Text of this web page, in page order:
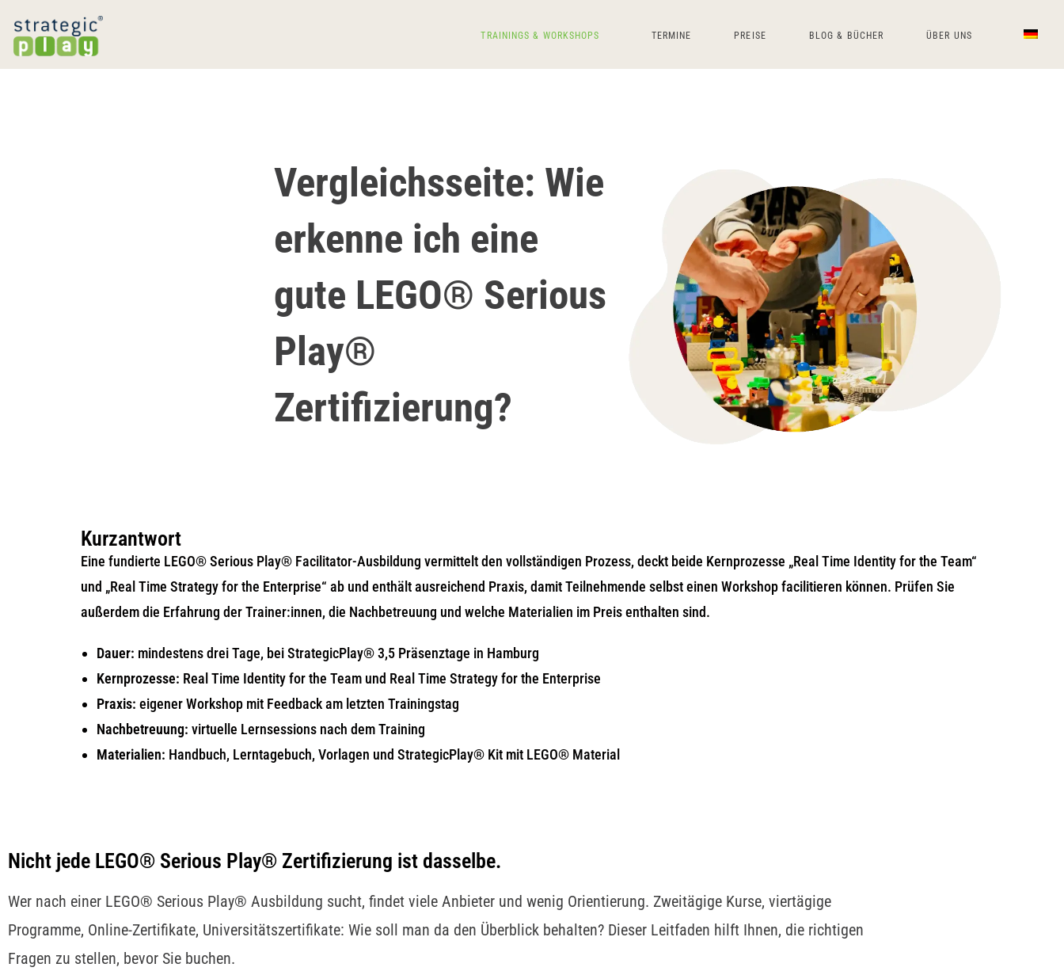
TRAININGS & WORKSHOPS TERMINE PREISE BLOG & BÜCHER ÜBER UNS
Vergleichsseite: Wie
erkenne ich eine
gute LEGO® Serious
Play®
Zertifizierung?
Kurzantwort
Eine fundierte LEGO® Serious Play® Facilitator-Ausbildung vermittelt den vollständigen Prozess, deckt beide Kernprozesse „Real Time Identity for the Team“
und „Real Time Strategy for the Enterprise“ ab und enthält ausreichend Praxis, damit Teilnehmende selbst einen Workshop facilitieren können. Prüfen Sie
außerdem die Erfahrung der Trainer:innen, die Nachbetreuung und welche Materialien im Preis enthalten sind.
Dauer: mindestens drei Tage, bei StrategicPlay® 3,5 Präsenztage in Hamburg
Kernprozesse: Real Time Identity for the Team und Real Time Strategy for the Enterprise
Praxis: eigener Workshop mit Feedback am letzten Trainingstag
Nachbetreuung: virtuelle Lernsessions nach dem Training
Materialien: Handbuch, Lerntagebuch, Vorlagen und StrategicPlay® Kit mit LEGO® Material
Nicht jede LEGO® Serious Play® Zertifizierung ist dasselbe.
Wer nach einer LEGO® Serious Play® Ausbildung sucht, findet viele Anbieter und wenig Orientierung. Zweitägige Kurse, viertägige
Programme, Online-Zertifikate, Universitätszertifikate: Wie soll man da den Überblick behalten? Dieser Leitfaden hilft Ihnen, die richtigen
Fragen zu stellen, bevor Sie buchen.